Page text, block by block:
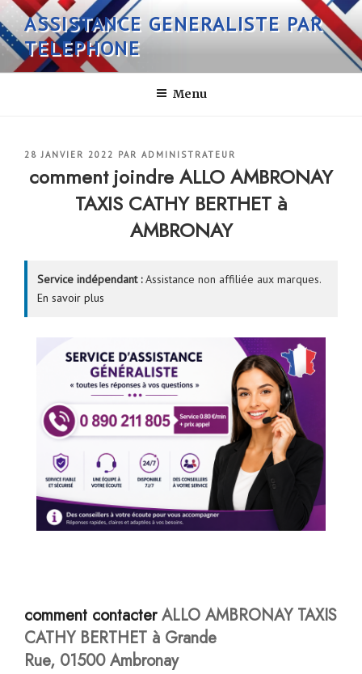
Aller
au
contenu
principal
ASSISTANCE GENERALISTE PAR
TELEPHONE
Menu
PUBLIÉ
28 JANVIER 2022 PAR ADMINISTRATEUR
comment joindre ALLO AMBRONAY
TAXIS CATHY BERTHET à
AMBRONAY
Service indépendant :Assistance non affiliée aux marques.
En savoir plus
comment contacterALLO AMBRONAY TAXIS
CATHY BERTHET à Grande
Rue, 01500 Ambronay